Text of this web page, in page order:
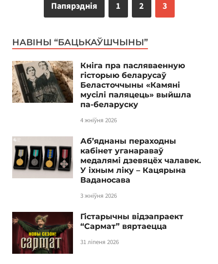
Папярэднія 1 2 3
НАВІНЫ “БАЦЬКАЎШЧЫНЫ”
Кніга пра пасляваенную
гісторыю беларусаў
Беласточчыны «Камяні
мусілі паляцець» выйшла
па-беларуску
4 жніўня 2026
Аб’яднаны пераходны
кабінет уганараваў
медалямі дзевяцёх чалавек.
У іхным ліку – Кацярына
Ваданосава
3 жніўня 2026
Гістарычны відэапраект
“Сармат” вяртаецца
31 ліпеня 2026